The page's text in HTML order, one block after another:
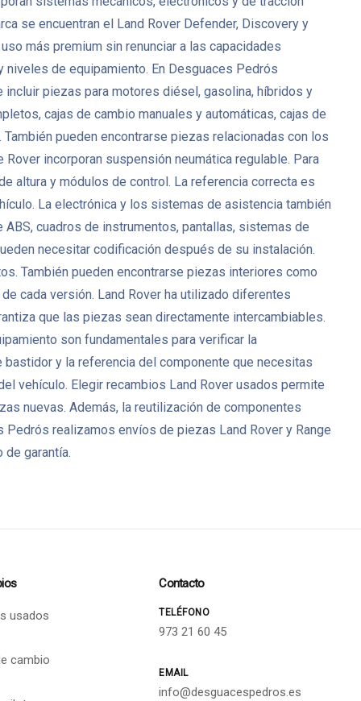
se encuentran el Land Rover Defender, Discovery y
más premium sin renunciar a las capacidades
de equipamiento. En Desguaces Pedrós
piezas para motores diésel, gasolina, híbridos y
cajas de cambio manuales y automáticas, cajas de
pueden encontrarse piezas relacionadas con los
incorporan suspensión neumática regulable. Para
altura y módulos de control. La referencia correcta es
La electrónica y los sistemas de asistencia también
cuadros de instrumentos, pantallas, sistemas de
necesitar codificación después de su instalación.
También pueden encontrarse piezas interiores como
cada versión. Land Rover ha utilizado diferentes
que las piezas sean directamente intercambiables.
son fundamentales para verificar la
bastidor y la referencia del componente que necesitas
vehículo. Elegir recambios Land Rover usados permite
nuevas. Además, la reutilización de componentes
realizamos envíos de piezas Land Rover y Range
garantía.
usados
cambio
Contacto
TELÉFONO
973 21 60 45
EMAIL
info@desguacespedros.es